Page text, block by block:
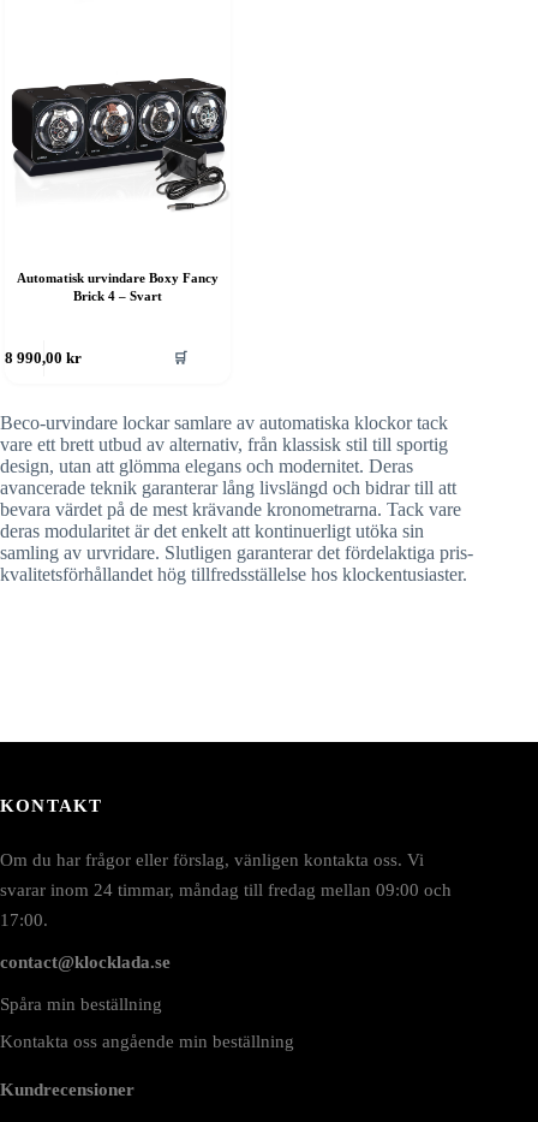
Automatisk urvindare Boxy Fancy
Brick 4 – Svart
8 990,00kr 🛒
Beco-urvindare lockar samlare av automatiska klockor tack
vare ett brett utbud av alternativ, från klassisk stil till sportig
design, utan att glömma elegans och modernitet. Deras
avancerade teknik garanterar lång livslängd och bidrar till att
bevara värdet på de mest krävande kronometrarna. Tack vare
deras modularitet är det enkelt att kontinuerligt utöka sin
samling av urvridare. Slutligen garanterar det fördelaktiga pris-
kvalitetsförhållandet hög tillfredsställelse hos klockentusiaster.
KONTAKT
Om du har frågor eller förslag, vänligen kontakta oss. Vi
svarar inom 24 timmar, måndag till fredag mellan 09:00 och
17:00.
contact@klocklada.se
Spåra min beställning
Kontakta oss angående min beställning
Kundrecensioner